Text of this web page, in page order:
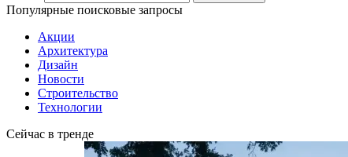
Популярные поисковые запросы
Акции
Архитектура
Дизайн
Новости
Строительство
Технологии
Сейчас в тренде